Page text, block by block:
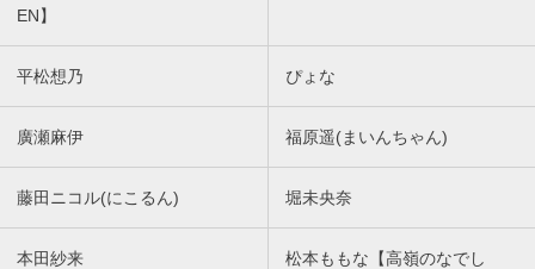
EN】
平松想乃 ぴょな
廣瀬麻伊 福原遥(まいんちゃん)
藤田ニコル(にこるん) 堀未央奈
本田紗来
松本ももな【高嶺のなでし